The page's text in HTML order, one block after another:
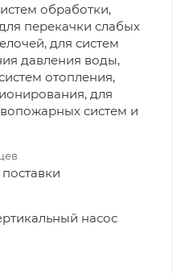
обработки,
перекачки слабых
для систем
давления воды,
отопления,
для
систем и
насос